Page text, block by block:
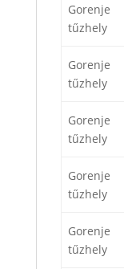
Gorenje
tűzhely
Gorenje
tűzhely
Gorenje
tűzhely
Gorenje
tűzhely
Gorenje
tűzhely